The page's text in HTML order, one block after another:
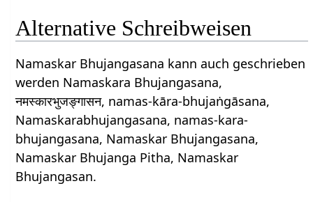
Alternative Schreibweisen
Namaskar Bhujangasana kann auch geschrieben
werden Namaskara Bhujangasana,
नमस्कारभुजङ्गासन, namas-kāra-bhujaṅgāsana,
Namaskarabhujangasana, namas-kara-
bhujangasana, Namaskar Bhujangasana,
Namaskar Bhujanga Pitha, Namaskar
Bhujangasan.